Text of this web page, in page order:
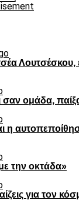
Λουτσέσκου,
σαν ομάδα,
η
την οκτάδα»
για τον